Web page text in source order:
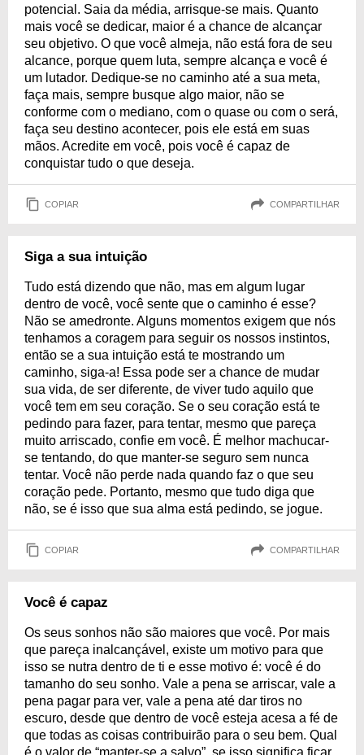
potencial. Saia da média, arrisque-se mais. Quanto
mais você se dedicar, maior é a chance de alcançar
seu objetivo. O que você almeja, não está fora de seu
alcance, porque quem luta, sempre alcança e você é
um lutador. Dedique-se no caminho até a sua meta,
faça mais, sempre busque algo maior, não se
conforme com o mediano, com o quase ou com o será,
faça seu destino acontecer, pois ele está em suas
mãos. Acredite em você, pois você é capaz de
conquistar tudo o que deseja.
COPIAR COMPARTILHAR
Siga a sua intuição
Tudo está dizendo que não, mas em algum lugar
dentro de você, você sente que o caminho é esse?
Não se amedronte. Alguns momentos exigem que nós
tenhamos a coragem para seguir os nossos instintos,
então se a sua intuição está te mostrando um
caminho, siga-a! Essa pode ser a chance de mudar
sua vida, de ser diferente, de viver tudo aquilo que
você tem em seu coração. Se o seu coração está te
pedindo para fazer, para tentar, mesmo que pareça
muito arriscado, confie em você. É melhor machucar-
se tentando, do que manter-se seguro sem nunca
tentar. Você não perde nada quando faz o que seu
coração pede. Portanto, mesmo que tudo diga que
não, se é isso que sua alma está pedindo, se jogue.
COPIAR COMPARTILHAR
Você é capaz
Os seus sonhos não são maiores que você. Por mais
que pareça inalcançável, existe um motivo para que
isso se nutra dentro de ti e esse motivo é: você é do
tamanho do seu sonho. Vale a pena se arriscar, vale a
pena pagar para ver, vale a pena até dar tiros no
escuro, desde que dentro de você esteja acesa a fé de
que todas as coisas contribuirão para o seu bem. Qual
é o valor de “manter-se a salvo”, se isso significa ficar